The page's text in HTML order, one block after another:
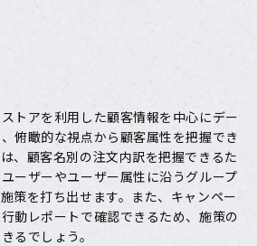
トアを利用した顧客情報を中心にデー
俯瞰的な視点から顧客属性を把握でき
、顧客名別の注文内訳を把握できるた
ーザーやユーザー属性に沿うグループ
策を打ち出せます。また、キャンペー
動レポートで確認できるため、施策の
るでしょう。